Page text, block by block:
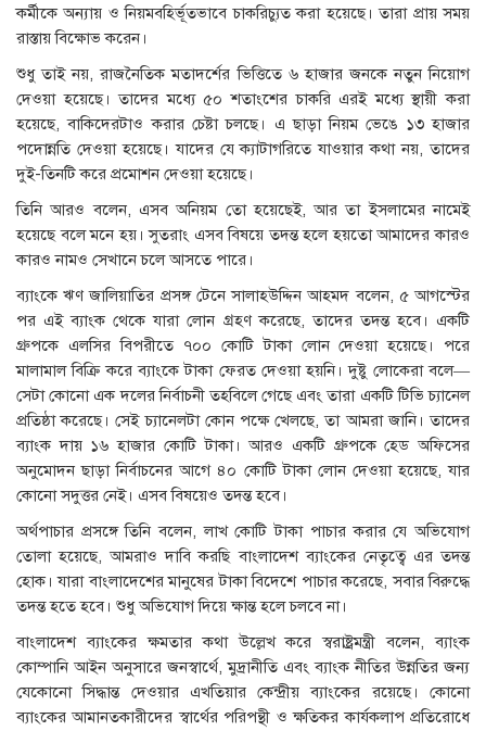
কর্মীকে অন্যায় ও নিয়মবহির্ভূতভাবে চাকরিচ্যুত করা হয়েছে। তারা প্রায় সময়
রাস্তায় বিক্ষোভ করেন।
শুধু তাই নয়, রাজনৈতিক মতাদর্শের ভিত্তিতে ৬ হাজার জনকে নতুন নিয়োগ
দেওয়া হয়েছে। তাদের মধ্যে ৫০ শতাংশের চাকরি এরই মধ্যে স্থায়ী করা
হয়েছে, বাকিদেরটাও করার চেষ্টা চলছে। এ ছাড়া নিয়ম ভেঙে ১৩ হাজার
পদোন্নতি দেওয়া হয়েছে। যাদের যে ক্যাটাগরিতে যাওয়ার কথা নয়, তাদের
দুই-তিনটি করে প্রমোশন দেওয়া হয়েছে।
তিনি আরও বলেন, এসব অনিয়ম তো হয়েছেই, আর তা ইসলামের নামেই
হয়েছে বলে মনে হয়। সুতরাং এসব বিষয়ে তদন্ত হলে হয়তো আমাদের কারও
কারও নামও সেখানে চলে আসতে পারে।
ব্যাংকে ঋণ জালিয়াতির প্রসঙ্গ টেনে সালাহউদ্দিন আহমদ বলেন, ৫ আগস্টের
পর এই ব্যাংক থেকে যারা লোন গ্রহণ করেছে, তাদের তদন্ত হবে। একটি
গ্রুপকে এলসির বিপরীতে ৭০০ কোটি টাকা লোন দেওয়া হয়েছে। পরে
মালামাল বিক্রি করে ব্যাংকে টাকা ফেরত দেওয়া হয়নি। দুষ্টু লোকেরা বলে—
সেটা কোনো এক দলের নির্বাচনী তহবিলে গেছে এবং তারা একটি টিভি চ্যানেল
প্রতিষ্ঠা করেছে। সেই চ্যানেলটা কোন পক্ষে খেলছে, তা আমরা জানি। তাদের
ব্যাংক দায় ১৬ হাজার কোটি টাকা। আরও একটি গ্রুপকে হেড অফিসের
অনুমোদন ছাড়া নির্বাচনের আগে ৪০ কোটি টাকা লোন দেওয়া হয়েছে, যার
কোনো সদুত্তর নেই। এসব বিষয়েও তদন্ত হবে।
অর্থপাচার প্রসঙ্গে তিনি বলেন, লাখ কোটি টাকা পাচার করার যে অভিযোগ
তোলা হয়েছে, আমরাও দাবি করছি বাংলাদেশ ব্যাংকের নেতৃত্বে এর তদন্ত
হোক। যারা বাংলাদেশের মানুষের টাকা বিদেশে পাচার করেছে, সবার বিরুদ্ধে
তদন্ত হতে হবে। শুধু অভিযোগ দিয়ে ক্ষান্ত হলে চলবে না।
বাংলাদেশ ব্যাংকের ক্ষমতার কথা উল্লেখ করে স্বরাষ্ট্রমন্ত্রী বলেন, ব্যাংক
কোম্পানি আইন অনুসারে জনস্বার্থে, মুদ্রানীতি এবং ব্যাংক নীতির উন্নতির জন্য
যেকোনো সিদ্ধান্ত দেওয়ার এখতিয়ার কেন্দ্রীয় ব্যাংকের রয়েছে। কোনো
ব্যাংকের আমানতকারীদের স্বার্থের পরিপন্থী ও ক্ষতিকর কার্যকলাপ প্রতিরোধে